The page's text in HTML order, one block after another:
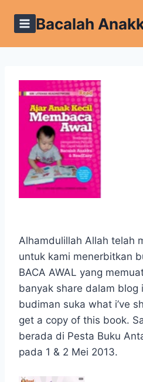
Bacalah
Alhamdulillah Allah telah
untuk kami menerbitkan
BACA AWAL yang
banyak share dalam blog
budiman suka what i’ve
get a copy of this book.
berada di Pesta Buku
pada 1 & 2 Mei 2013.